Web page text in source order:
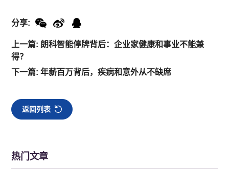
上一篇: 朗科智能停牌背后：企业家健康和事业不能兼
得？
下一篇: 年薪百万背后，疾病和意外从不缺席
分享:
返回列表
热门文章